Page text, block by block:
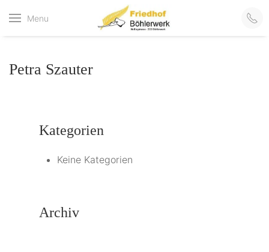
Menu
Friedhof
der virtuelle Friedhof
Petra Szauter
Kategorien
Keine Kategorien
Archiv